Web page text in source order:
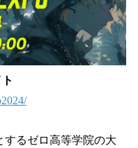
するゼロ高等学院の大